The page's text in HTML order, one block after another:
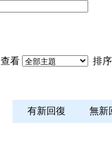
查看 排
有新回復 無